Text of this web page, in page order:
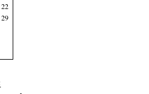
22
29